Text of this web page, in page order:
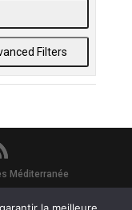
Filters
Méditerranée
- Avec le soutien de